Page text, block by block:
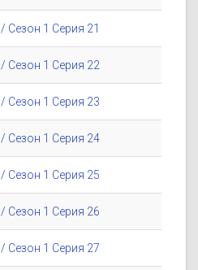
Сезон 1 Серия 21
Сезон 1 Серия 22
Сезон 1 Серия 23
Сезон 1 Серия 24
Сезон 1 Серия 25
Сезон 1 Серия 26
Сезон 1 Серия 27